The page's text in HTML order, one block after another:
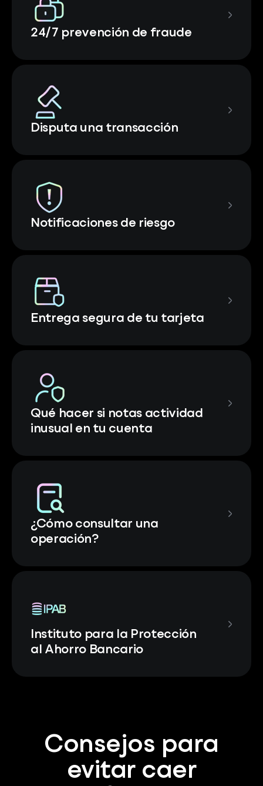
24/7 prevención de fraude
Disputa una transacción
Notificaciones de riesgo
Entrega segura de tu tarjeta
Qué hacer si notas actividad
inusual en tu cuenta
¿Cómo consultar una
operación?
Instituto para la Protección
al Ahorro Bancario
Consejos para
evitar caer